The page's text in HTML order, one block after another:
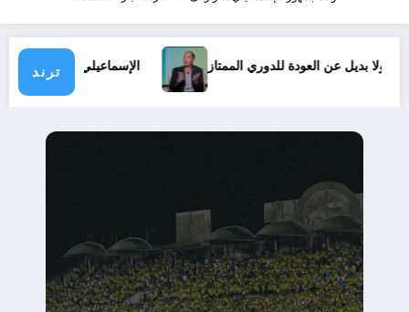
ترند
الإسماعيلي يدخل ولا بديل عن العودة للدوري الممتاز